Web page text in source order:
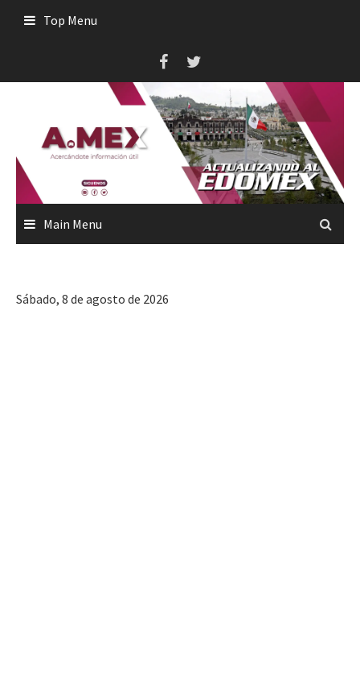
Top Menu
Main Menu
Sábado, 8 de agosto de 2026